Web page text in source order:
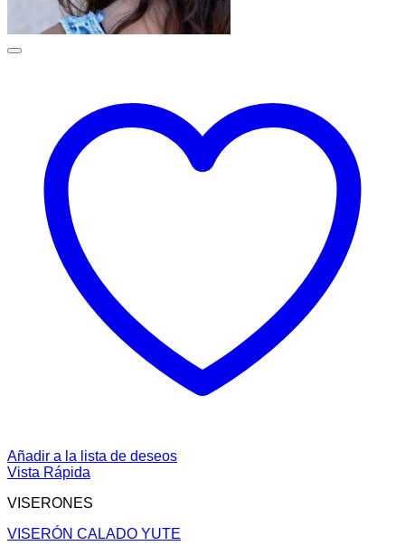
Añadir a la lista de deseos
Vista Rápida
VISERONES
VISERÓN CALADO YUTE